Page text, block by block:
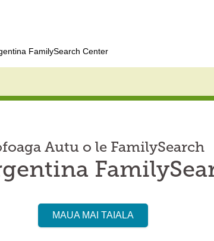
FamilySearch Center
Autu o le FamilySearch
MAUA MAI TAIALA